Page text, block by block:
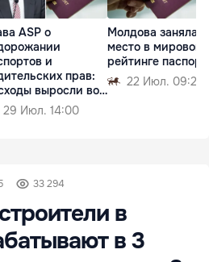
ASP о
и
прав:
выросли во
мире
29 Июл. 14:00
Молдова заняла
место в мировом
рейтинге
22 Июл. 09:29
33 294
в
в 3